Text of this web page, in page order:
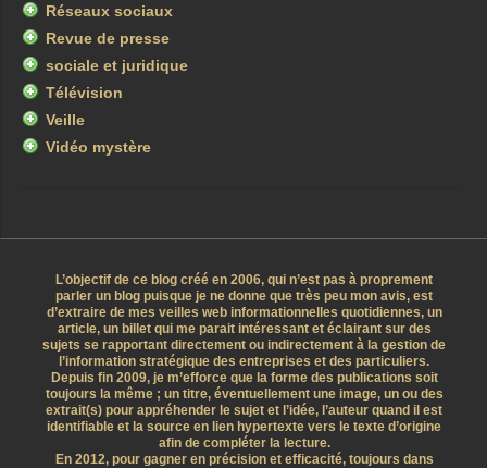
Réseaux sociaux
Revue de presse
sociale et juridique
Télévision
Veille
Vidéo mystère
L’objectif de ce blog créé en 2006, qui n’est pas à proprement
parler un blog puisque je ne donne que très peu mon avis, est
d’extraire de mes veilles web informationnelles quotidiennes, un
article, un billet qui me parait intéressant et éclairant sur des
sujets se rapportant directement ou indirectement à la gestion de
l’information stratégique des entreprises et des particuliers.
Depuis fin 2009, je m’efforce que la forme des publications soit
toujours la même ; un titre, éventuellement une image, un ou des
extrait(s) pour appréhender le sujet et l’idée, l’auteur quand il est
identifiable et la source en lien hypertexte vers le texte d’origine
afin de compléter la lecture.
En 2012, pour gagner en précision et efficacité, toujours dans